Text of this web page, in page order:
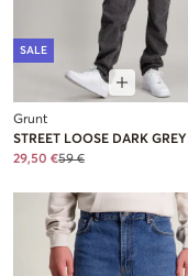
SALE
Grunt
STREET LOOSE DARK GREY
29,50 €59 €